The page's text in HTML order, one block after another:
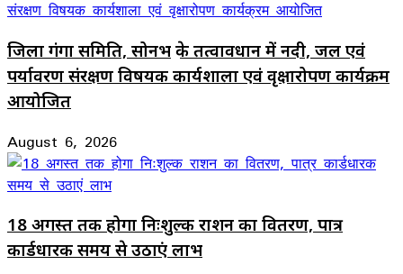
जिला गंगा समिति, सोनभद्र के तत्वावधान में नदी, जल एवं
पर्यावरण संरक्षण विषयक कार्यशाला एवं वृक्षारोपण कार्यक्रम
आयोजित
August 6, 2026
18 अगस्त तक होगा निःशुल्क राशन का वितरण, पात्र
कार्डधारक समय से उठाएं लाभ